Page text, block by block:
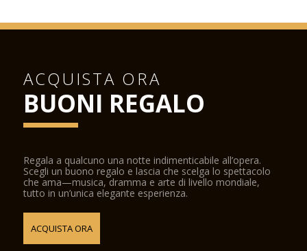
ACQUISTA ORA
BUONI REGALO
Regala a qualcuno una notte indimenticabile all’opera.
Scegli un buono regalo e lascia che scelga lo spettacolo
che ama—musica, dramma e arte di livello mondiale,
tutto in un’unica elegante esperienza.
ACQUISTA ORA